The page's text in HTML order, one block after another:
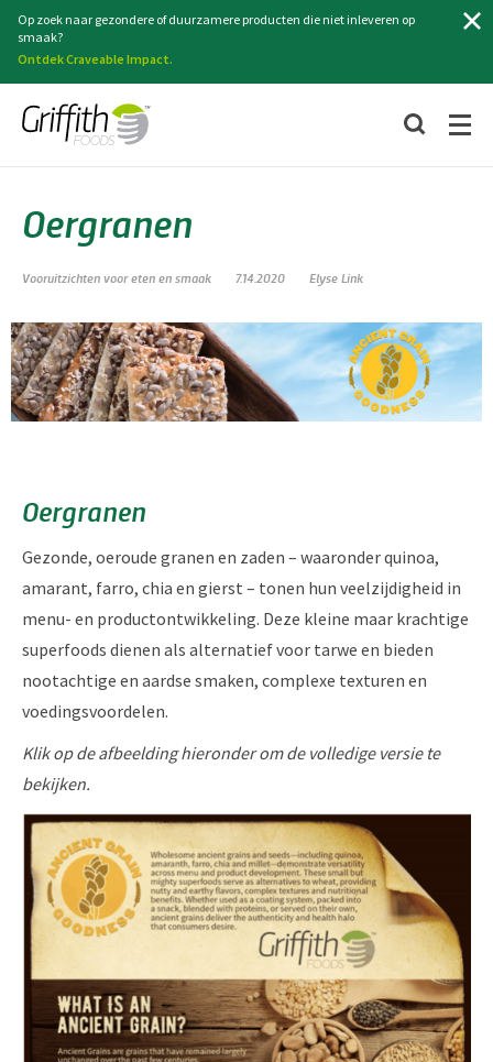
Op zoek naar gezondere of duurzamere producten die niet inleveren op
smaak?
Ontdek Craveable Impact.
Oergranen
Vooruitzichten voor eten en smaak 7.14.2020 Elyse Link
Oergranen
Gezonde, oeroude granen en zaden – waaronder quinoa,
amarant, farro, chia en gierst – tonen hun veelzijdigheid in
menu- en productontwikkeling. Deze kleine maar krachtige
superfoods dienen als alternatief voor tarwe en bieden
nootachtige en aardse smaken, complexe texturen en
voedingsvoordelen.
Klik op de afbeelding hieronder om de volledige versie te
bekijken.